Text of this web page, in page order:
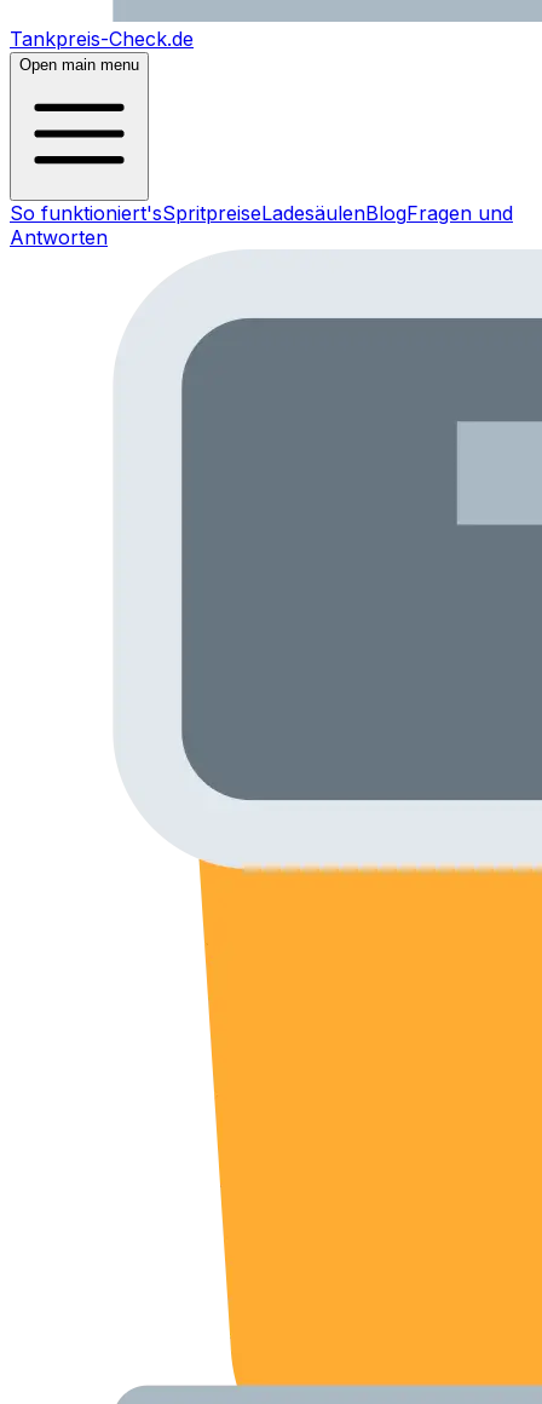
Tankpreis-Check.de
Open main menu
So funktioniert'sSpritpreiseLadesäulenBlogFragen und
Antworten